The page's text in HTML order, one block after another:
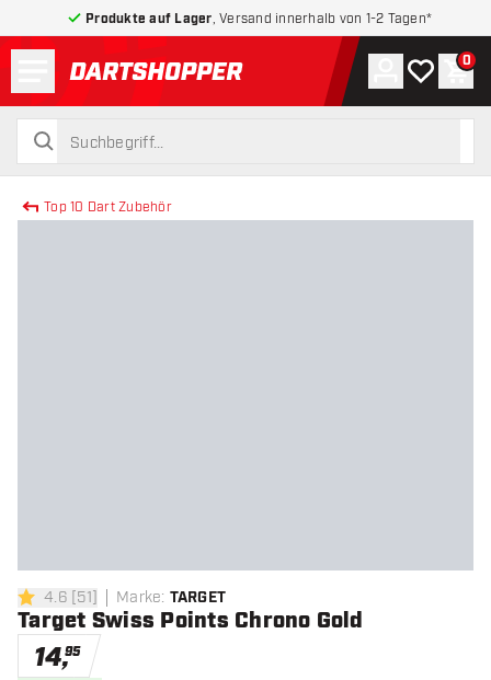
Produkte auf Lager , Versand innerhalb von 1-2 Tagen*
zurück zur Startseite
suchen
suchen
Konto
Meine 0
Top 10 Dart Zubehör
4.6 Bewertungssterne
4.6 [51] Marke: TARGET
Target Swiss Points Chrono Gold
14,95